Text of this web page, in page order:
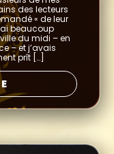
des lecteurs
« de leur
ai beaucoup
du midi – en
– et j’avais
prît […]